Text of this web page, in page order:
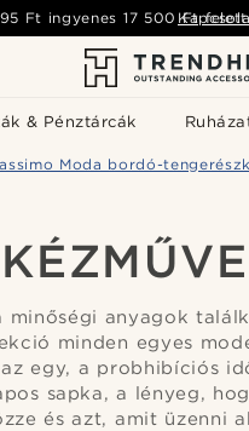
& Pénztárcák
Ft ingyenes 17 500 Ft
Moda bordó-
minőségi anyagok
minden egyes
egy, a probhibíciós
sapka, a lényeg,
és azt, amit üzenni